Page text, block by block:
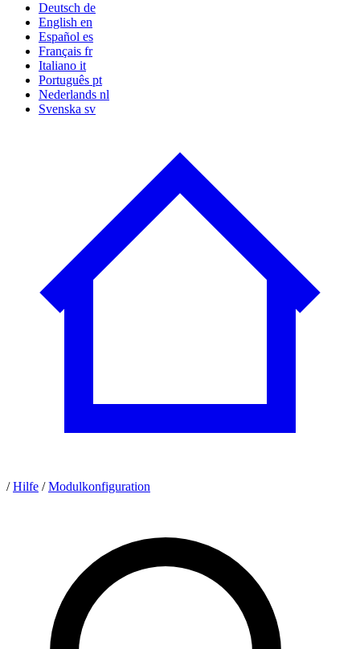
Deutsch de
English en
Español es
Français fr
Italiano it
Português pt
Nederlands nl
Svenska sv
/ Hilfe / Modulkonfiguration